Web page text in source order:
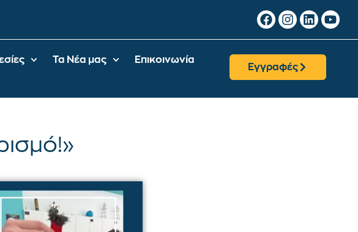
Τα Νέα μας Επικοινωνία
Εγγραφές